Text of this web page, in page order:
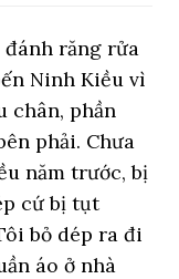
răng rửa
Ninh Kiều vì
chân, phần
phải. Chưa
năm trước, bị
cứ bị tụt
bỏ dép ra đi
áo ở nhà